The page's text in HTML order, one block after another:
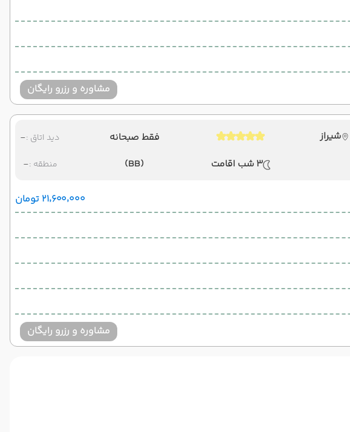
مشاوره و رزرو رایگان
شیراز
3 شب اقامت
فقط صبحانه
(BB)
دید اتاق :-
منطقه :-
۲۱٬۶۰۰٬۰۰۰ تومان
مشاوره و رزرو رایگان